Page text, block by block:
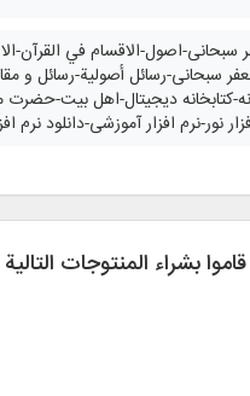
سبحانی-اصول-الاقسام في
سبحانی-رسائل أصولية-رسائل و
کتابخانه دیجیتال-اهل بیت-
نور-نرم افزار آموزشی-دانلود
بشراء المنتوجات التالية